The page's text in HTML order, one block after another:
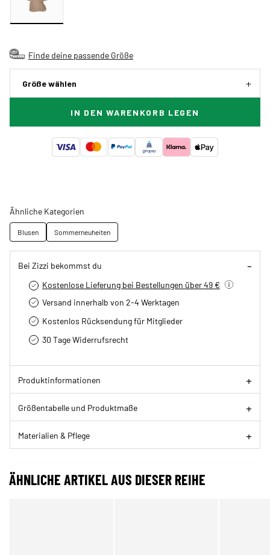
Finde deine passende Größe
Größe wählen
IN DEN WARENKORB LEGEN
Ähnliche Kategorien
Blusen Sommerneuheiten
Bei Zizzi bekommst du
Kostenlose Lieferung bei Bestellungen über 49 €
Versand innerhalb von 2-4 Werktagen
Kostenlos Rücksendung für Mitglieder
30 Tage Widerrufsrecht
Produktinformationen
Größentabelle und Produktmaße
Materialien & Pflege
ÄHNLICHE ARTIKEL AUS DIESER REIHE